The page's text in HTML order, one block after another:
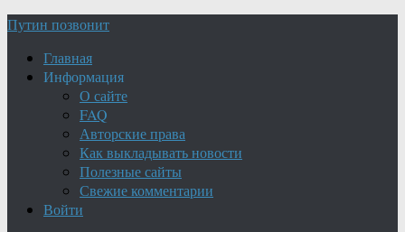
Путин позвонит
Главная
Информация
О сайте
FAQ
Авторские права
Как выкладывать новости
Полезные сайты
Свежие комментарии
Войти